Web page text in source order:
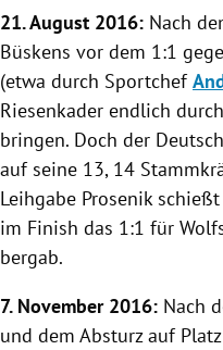
21. August 2016: Nach
Büskens vor dem 1:1
(etwa durch Sportchef
Riesenkader endlich
bringen. Doch der
auf seine 13, 14
Leihgabe Prosenik
im Finish das 1:1 für
bergab.
7. November 2016: Nach
und dem Absturz auf